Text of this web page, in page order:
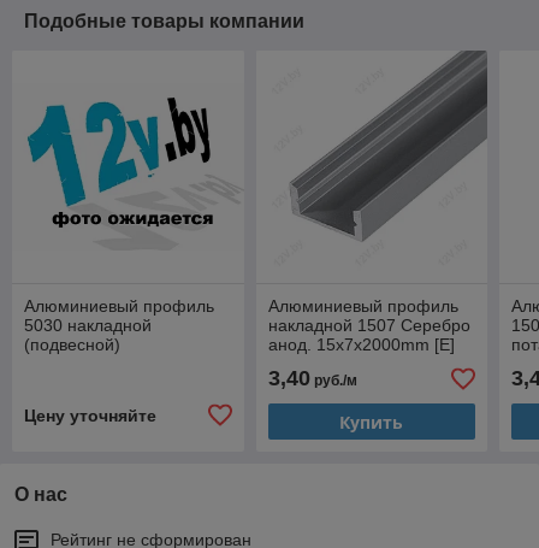
Подобные товары компании
Алюминиевый профиль
5030 накладной
(подвесной)
Цену уточняйте
Алюминиевый профиль
накладной 1507 Серебро
анод. 15х7х2000mm [E]
3,40руб./м
Купить
О нас
Рейтинг не сформирован